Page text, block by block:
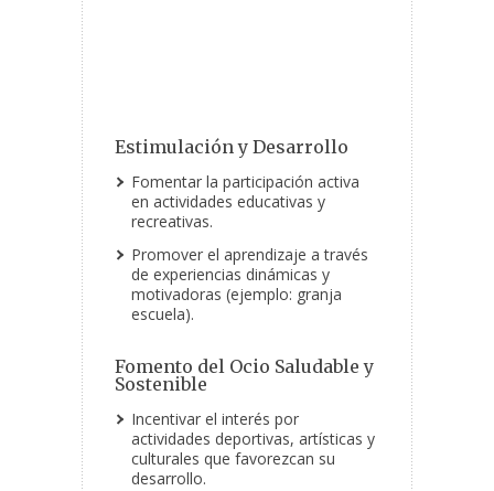
Estimulación y Desarrollo
Fomentar la participación activa
en actividades educativas y
recreativas.
Promover el aprendizaje a través
de experiencias dinámicas y
motivadoras (ejemplo: granja
escuela).
Fomento del Ocio Saludable y
Sostenible
Incentivar el interés por
actividades deportivas, artísticas y
culturales que favorezcan su
desarrollo.